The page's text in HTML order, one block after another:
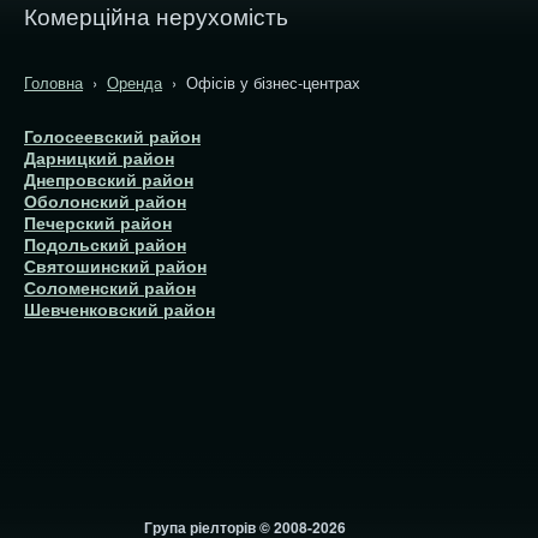
Комерційна нерухомість
Головна› Оренда› Офісів у бізнес-центрах
Голосеевский район
Дарницкий район
Днепровский район
Оболонский район
Печерский район
Подольский район
Святошинский район
Соломенский район
Шевченковский район
Група ріелторів © 2008-2026